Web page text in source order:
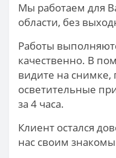
Мы работаем для
области, без
Работы
качественно. В
видите на снимке,
осветительные
за 4 часа.
Клиент остался
нас своим